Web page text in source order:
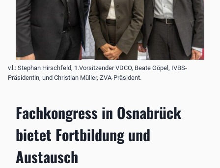
v.l.: Stephan Hirschfeld, 1.Vorsitzender VDCO, Beate Göpel, IVBS-
Präsidentin, und Christian Müller, ZVA-Präsident.
Fachkongress in Osnabrück
bietet Fortbildung und
Austausch